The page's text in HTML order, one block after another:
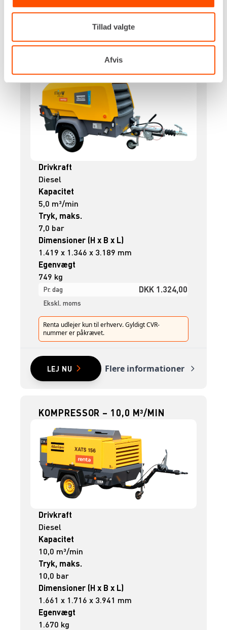
Tillad valgte
Afvis
KOMPRESSOR – 5,3 M³/MIN
Drivkraft
Diesel
Kapacitet
5,0 m³/min
Tryk, maks.
7,0 bar
Dimensioner (H x B x L)
1.419 x 1.346 x 3.189 mm
Egenvægt
749 kg
Pr. dag DKK 1.324,00
Ekskl. moms
Renta udlejer kun til erhverv. Gyldigt CVR-
nummer er påkrævet.
LEJ NU Flere informationer
KOMPRESSOR – 10,0 M³/MIN
Drivkraft
Diesel
Kapacitet
10,0 m³/min
Tryk, maks.
10,0 bar
Dimensioner (H x B x L)
1.661 x 1.716 x 3.941 mm
Egenvægt
1.670 kg